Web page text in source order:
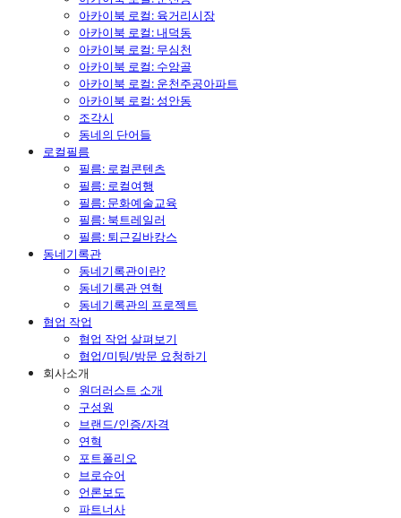
아카이북 로컬: 육거리시장
아카이북 로컬: 내덕동
아카이북 로컬: 무심천
아카이북 로컬: 수암골
아카이북 로컬: 운천주공아파트
아카이북 로컬: 성안동
조각시
동네의 단어들
로컬필름
필름: 로컬콘텐츠
필름: 로컬여행
필름: 문화예술교육
필름: 북트레일러
필름: 퇴근길바캉스
동네기록관
동네기록관이란?
동네기록관 연혁
동네기록관의 프로젝트
협업 작업
협업 작업 살펴보기
협업/미팅/방문 요청하기
회사소개
원더러스트 소개
구성원
브랜드/인증/자격
연혁
포트폴리오
브로슈어
언론보도
파트너사